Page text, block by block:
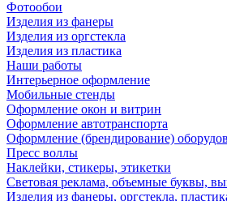
Фотообои
Изделия из фанеры
Изделия из оргстекла
Изделия из пластика
Наши работы
Интерьерное оформление
Мобильные стенды
Оформление окон и витрин
Оформление автотранспорта
Оформление (брендирование)
Пресс воллы
Наклейки, стикеры, этикетки
Световая реклама, объемные буквы,
Изделия из фанеры, оргстекла,